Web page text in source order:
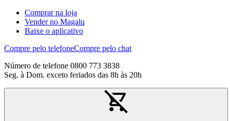
Comprar na loja
Vender no Magalu
Baixe o aplicativo
Compre pelo telefoneCompre pelo chat
Número de telefone 0800 773 3838
Seg. à Dom. exceto feriados das 8h às 20h